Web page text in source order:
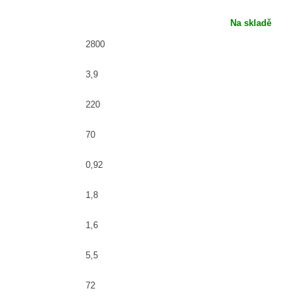
Na skladě
2800
3,9
220
70
0,92
1,8
1,6
5,5
72